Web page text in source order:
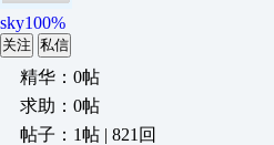
sky100%
关注 私信
精华：0帖
求助：0帖
帖子：1帖 | 821回